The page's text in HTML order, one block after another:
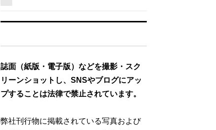
誌面（紙版・電子版）などを撮影・スク
リーンショットし、SNSやブログにアッ
プすることは法律で禁止されています。
弊社刊行物に掲載されている写真および